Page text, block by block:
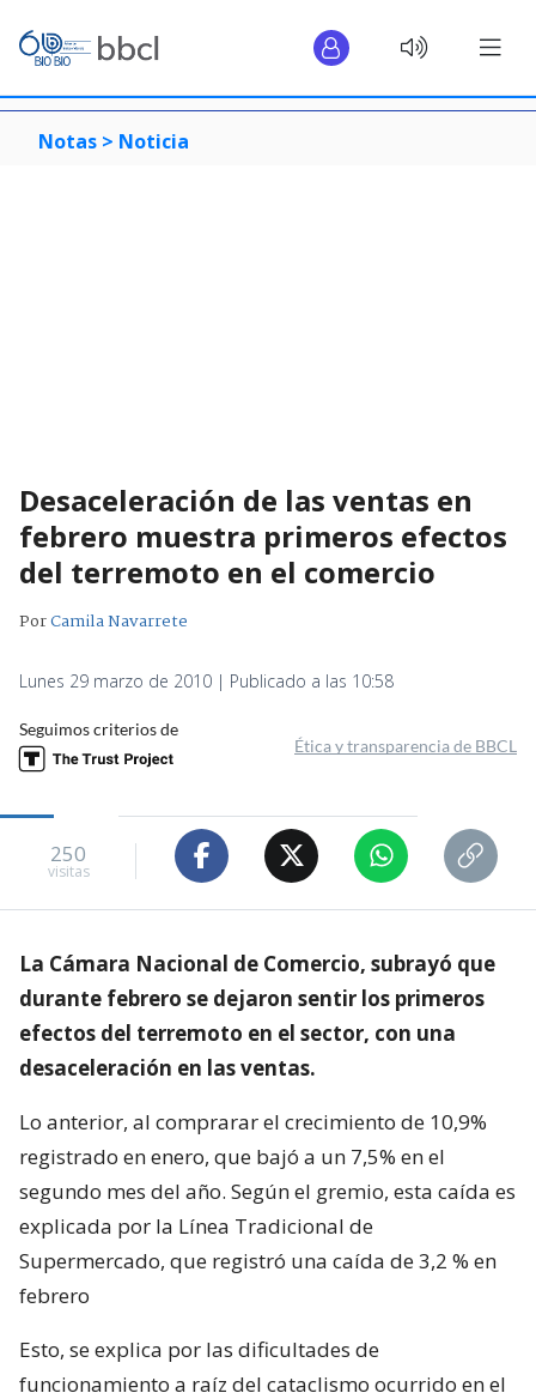
Notas > Noticia
Desaceleración de las ventas en
febrero muestra primeros efectos
del terremoto en el comercio
PorCamila Navarrete
Lunes 29 marzo de 2010 | Publicado a las 10:58
Seguimos criterios de
Ética y transparencia de BBCL
250
visitas
La Cámara Nacional de Comercio, subrayó que
durante febrero se dejaron sentir los primeros
efectos del terremoto en el sector, con una
desaceleración en las ventas.
Lo anterior, al comprarar el crecimiento de 10,9%
registrado en enero, que bajó a un 7,5% en el
segundo mes del año. Según el gremio, esta caída es
explicada por la Línea Tradicional de
Supermercado, que registró una caída de 3,2 % en
febrero
Esto, se explica por las dificultades de
funcionamiento a raíz del cataclismo ocurrido en el